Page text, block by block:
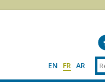
EN FR AR